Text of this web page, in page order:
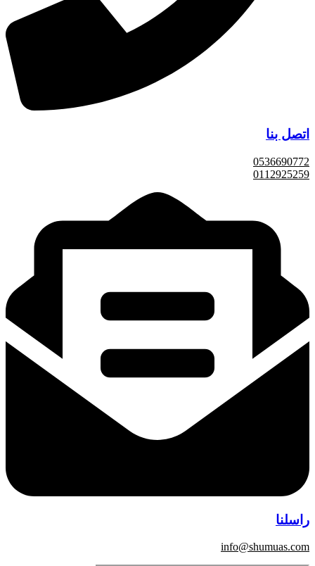
اتصل بنا
0536690772
0112925259
راسلنا
info@shumuas.com